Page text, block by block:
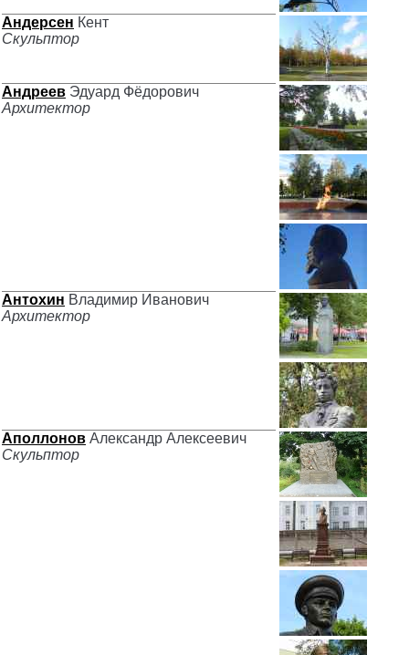
Андерсен Кент
Скульптор
Андреев Эдуард Фёдорович
Архитектор
Антохин Владимир Иванович
Архитектор
Аполлонов Александр Алексеевич
Скульптор